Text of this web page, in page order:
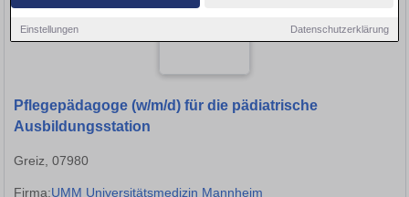
Einstellungen Datenschutzerklärung
Pflegepädagoge (w/m/d) für die pädiatrische
Ausbildungsstation
Greiz, 07980
Firma:UMM Universitätsmedizin Mannheim